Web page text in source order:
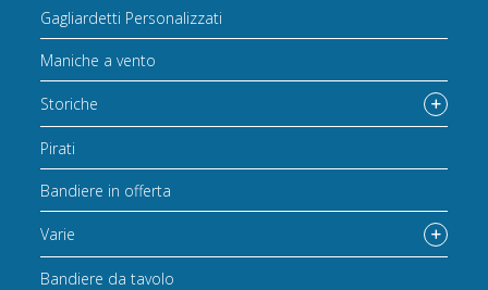
Gagliardetti Personalizzati
Maniche a vento
Storiche
Pirati
Bandiere in offerta
Varie
Bandiere da tavolo